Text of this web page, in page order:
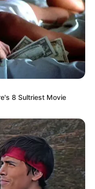
Εύβοιας: Μια
στις δύο
στοGoogle
8 Sultriest Movie